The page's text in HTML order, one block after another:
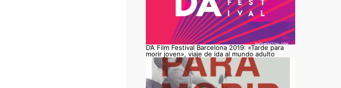
D’A Film Festival Barcelona 2019: «Tarde para
morir joven», viaje de ida al mundo adulto